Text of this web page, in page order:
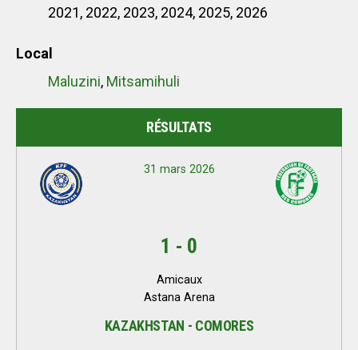
2021, 2022, 2023, 2024, 2025, 2026
Local
Maluzini, Mitsamihuli
RÉSULTATS
31 mars 2026
1 - 0
Amicaux
Astana Arena
KAZAKHSTAN - COMORES